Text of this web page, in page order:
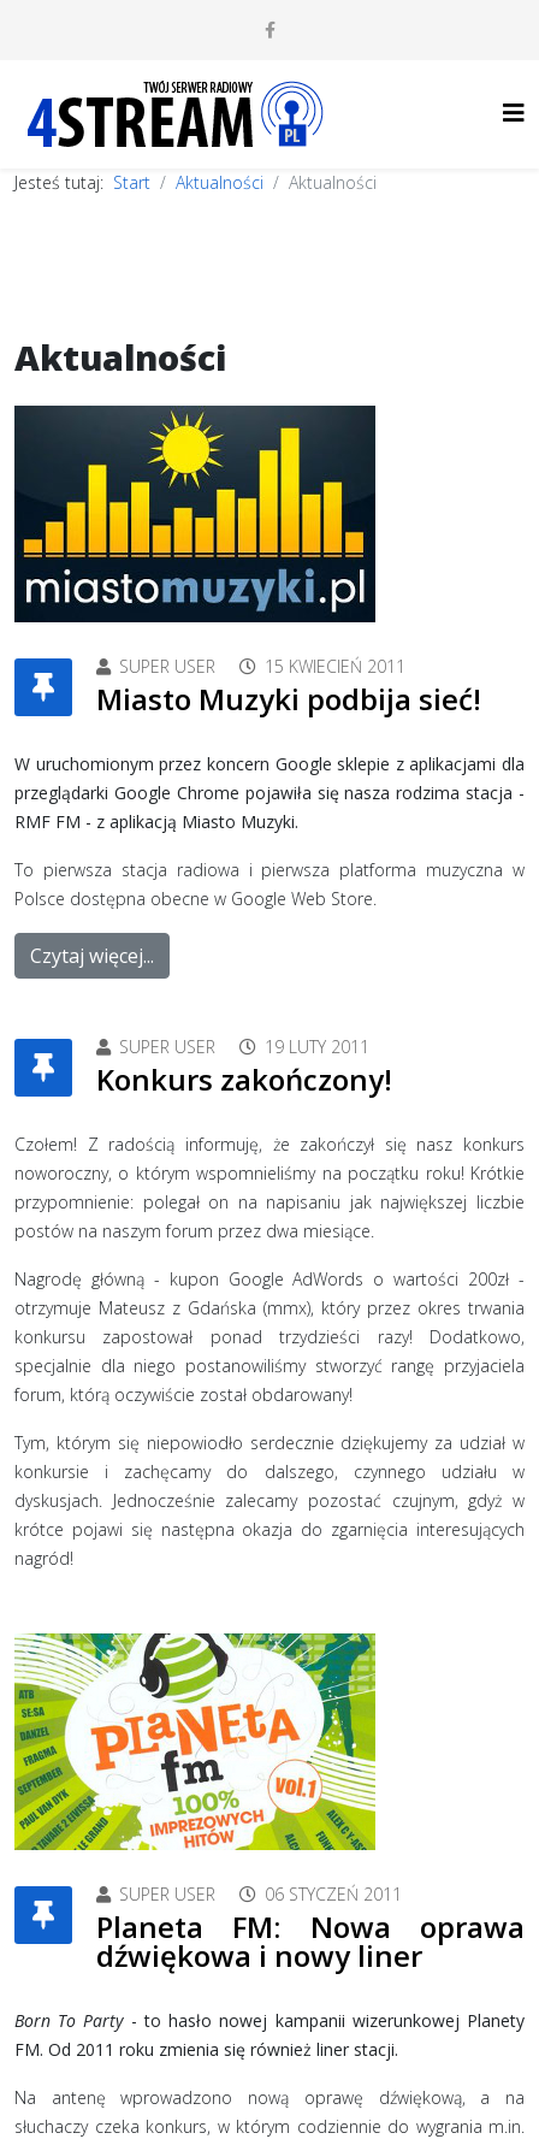
Jesteś tutaj: Start Aktualności Aktualności
Aktualności
SUPER USER 15 KWIECIEŃ 2011
Miasto Muzyki podbija sieć!
W uruchomionym przez koncern Google sklepie z aplikacjami dla
przeglądarki Google Chrome pojawiła się nasza rodzima stacja -
RMF FM - z aplikacją Miasto Muzyki.
To pierwsza stacja radiowa i pierwsza platforma muzyczna w
Polsce dostępna obecne w Google Web Store.
Czytaj więcej...
SUPER USER 19 LUTY 2011
Konkurs zakończony!
Czołem! Z radością informuję, że zakończył się nasz konkurs
noworoczny, o którym wspomnieliśmy na początku roku! Krótkie
przypomnienie: polegał on na napisaniu jak największej liczbie
postów na naszym forum przez dwa miesiące.
Nagrodę główną - kupon Google AdWords o wartości 200zł -
otrzymuje Mateusz z Gdańska (mmx), który przez okres trwania
konkursu zapostował ponad trzydzieści razy! Dodatkowo,
specjalnie dla niego postanowiliśmy stworzyć rangę przyjaciela
forum, którą oczywiście został obdarowany!
Tym, którym się niepowiodło serdecznie dziękujemy za udział w
konkursie i zachęcamy do dalszego, czynnego udziału w
dyskusjach. Jednocześnie zalecamy pozostać czujnym, gdyż w
krótce pojawi się następna okazja do zgarnięcia interesujących
nagród!
SUPER USER 06 STYCZEŃ 2011
Planeta FM: Nowa oprawa
dźwiękowa i nowy liner
Born To Party- to hasło nowej kampanii wizerunkowej Planety
FM. Od 2011 roku zmienia się również liner stacji.
Na antenę wprowadzono nową oprawę dźwiękową, a na
słuchaczy czeka konkurs, w którym codziennie do wygrania m.in.